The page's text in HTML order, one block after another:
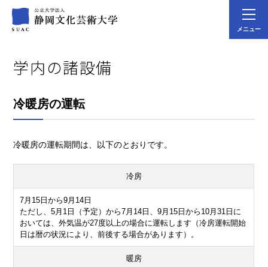
メニュー
学内の諸設備
冷暖房の運転
冷暖房の運転期間は、以下のとおりです。
冷房
7月15日から9月14日
ただし、5月1日（予定）から7月14日、9月15日から10月31日に
おいては、外気温が27度以上の場合に運転します（冷房運転開始
日は暦の状況により、前後する場合があります）。
暖房